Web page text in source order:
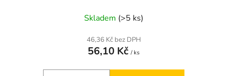
Skladem (>5 ks)
46,36 Kč bez DPH
56,10 Kč / ks